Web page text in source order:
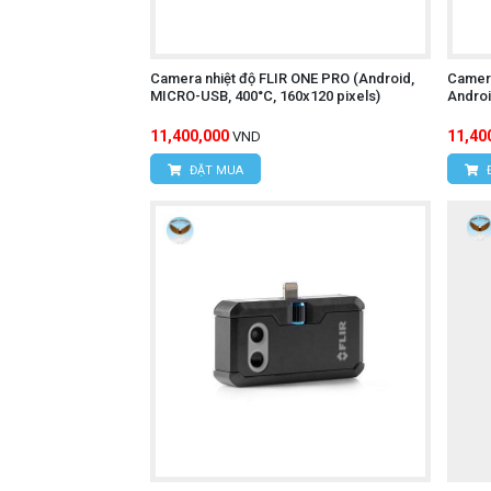
Camera nhiệt độ FLIR ONE PRO (Android,
MICRO-USB, 400°C, 160x120 pixels)
11,400,000 VND
ĐẶT MUA